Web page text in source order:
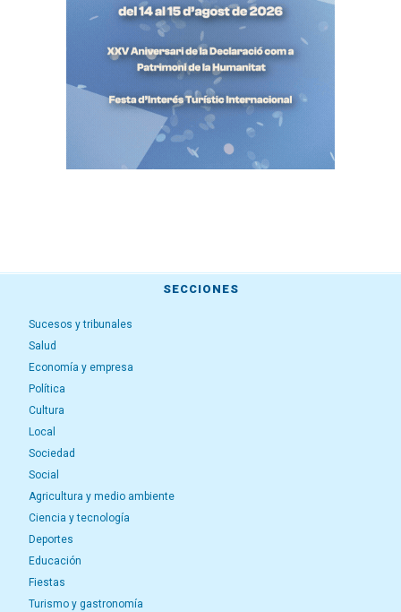
SECCIONES
Sucesos y tribunales
Salud
Economía y empresa
Política
Cultura
Local
Sociedad
Social
Agricultura y medio ambiente
Ciencia y tecnología
Deportes
Educación
Fiestas
Turismo y gastronomía